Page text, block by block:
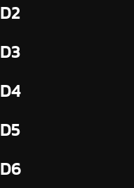
D2
D3
D4
D5
D6